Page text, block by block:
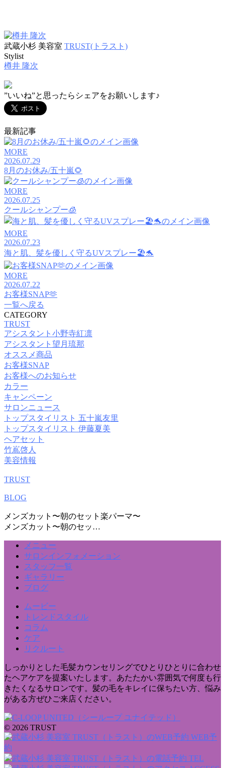
武蔵小杉 美容室 TRUST(トラスト)
Stylist
樽井 隆次
”いいね”と思ったらシェアをお願いします♪
最新記事
MORE
2026.07.29
8月のお休み/五十嵐🌻
MORE
2026.07.25
クールシャンプー🧊
MORE
2026.07.23
海と肌、髪を優しく守るUVスプレー🏖️🐬
MORE
2026.07.22
お客様SNAP🫶
一覧へ戻る
CATEGORY
TRUST
アシスタント小野寺紅凛
アシスタント望月琉那
オススメ商品
お客様SNAP
お客様へのお知らせ
カラー
キャンペーン
サロンニュース
トップスタイリスト 五十嵐友里
トップスタイリスト 伊藤夏美
ヘアセット
竹嶌啓人
美容情報
TRUST
BLOG
メンズカット〜朝のセット楽パーマ〜
メンズカット〜朝のセッ…
メニュー
サロンインフォメーション
スタッフ一覧
ギャラリー
ブログ
ムービー
トレンドスタイル
コラム
ケア
リクルート
しっかりとした毛髪カウンセリングでひとりひとりに合わせ
たヘアケアを提案いたします。あたたかい雰囲気で何度も行
きたくなるサロンです。髪の毛をキレイに保ちたい方、悩み
がある方ぜひご来店ください。
© 2026 TRUST
WEB予
約
TEL